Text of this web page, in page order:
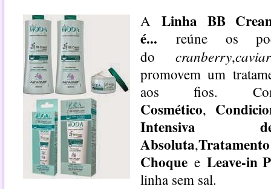
ALinha BB
é... reúne os
docranberry,
promovem um
aos fios.
Cosmético,
Intensiva
Absoluta,
Choque e Leave-in
linha sem sal.